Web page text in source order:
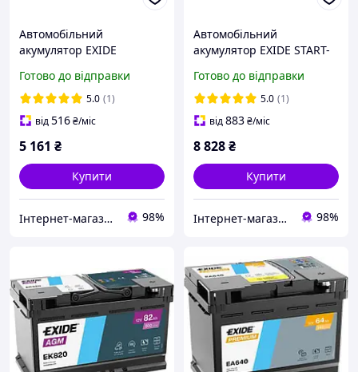
Автомобільний
акумулятор EXIDE
(-/+) 900A (EN) EA1000
Готово до відправки
5.0 (1)
від516₴/міс
5 161 ₴
Купити
Інтернет-магазин «АвтоДруг» 98%
Автомобільний
акумулятор EXIDE START-
(-/+) 850А (EN) EK960
Готово до відправки
5.0 (1)
від883₴/міс
8 828₴
Купити
Інтернет-магазин «АвтоДруг» 98%